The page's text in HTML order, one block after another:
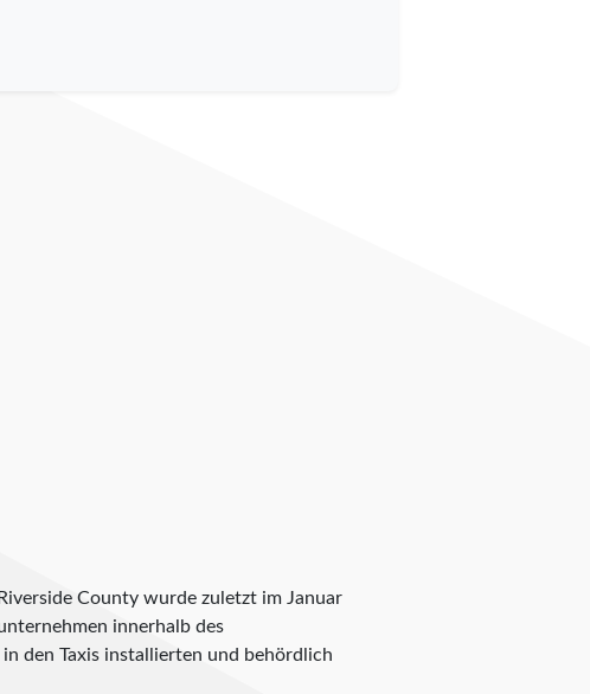
County wurde zuletzt im Januar
innerhalb des
den Taxis installierten und behördlich